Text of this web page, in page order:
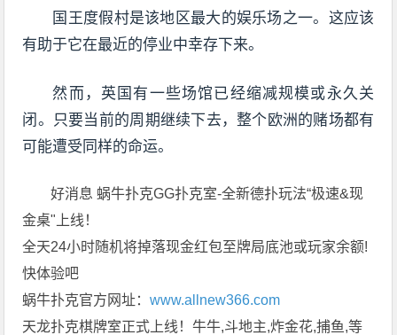
国王度假村是该地区最大的娱乐场之一。这应该
有助于它在最近的停业中幸存下来。
然而，英国有一些场馆已经缩减规模或永久关
闭。只要当前的周期继续下去，整个欧洲的赌场都有
可能遭受同样的命运。
好消息 蜗牛扑克GG扑克室-全新德扑玩法“极速&现
金桌"上线！
全天24小时随机将掉落现金红包至牌局底池或玩家余额!
快体验吧
蜗牛扑克官方网址：www.allnew366.com
天龙扑克棋牌室正式上线！牛牛,斗地主,炸金花,捕鱼,等